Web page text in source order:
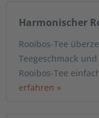
Harmonischer
Rooibos-Tee
Teegeschmack
Rooibos-Tee
erfahren »